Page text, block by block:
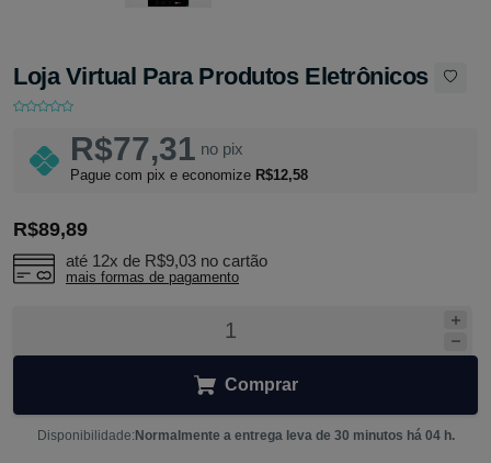
Loja Virtual Para Produtos Eletrônicos
R$77,31 no pix
Pague com pix e economize R$12,58
R$89,89
até 12x de R$9,03 no cartão
mais formas de pagamento
Comprar
Disponibilidade:Normalmente a entrega leva de 30 minutos há 04 h.